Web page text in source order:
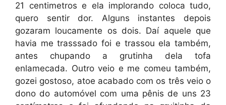
21 centimetros e ela implorando coloca tudo,
quero sentir dor. Alguns instantes depois
gozaram loucamente os dois. Daí aquele que
havia me trasssado foi e trassou ela também,
antes chupando a grutinha dela tofa
enlamecada. Outro veio e me comeu também,
gozei gostoso, atoe acabado com os três veio o
dono do automóvel com uma pênis de uns 23